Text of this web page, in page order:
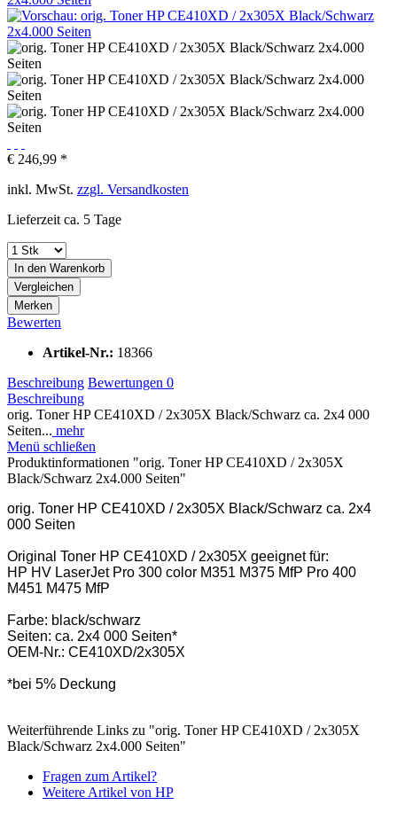
€ 246,99 *
inkl. MwSt. zzgl. Versandkosten
Lieferzeit ca. 5 Tage
In den Warenkorb
Vergleichen
Merken
Bewerten
Artikel-Nr.: 18366
Beschreibung Bewertungen 0
Beschreibung
orig. Toner HP CE410XD / 2x305X Black/Schwarz ca. 2x4 000
Seiten... mehr
Menü schließen
Produktinformationen "orig. Toner HP CE410XD / 2x305X
Black/Schwarz 2x4.000 Seiten"
orig. Toner HP CE410XD / 2x305X Black/Schwarz ca. 2x4
000 Seiten
Original Toner HP CE410XD / 2x305X geeignet für:
HP HV LaserJet Pro 300 color M351 M375 MfP Pro 400
M451 M475 MfP
Farbe: black/schwarz
Seiten: ca. 2x4 000 Seiten*
OEM-Nr.: CE410XD/2x305X
*bei 5% Deckung
Weiterführende Links zu "orig. Toner HP CE410XD / 2x305X
Black/Schwarz 2x4.000 Seiten"
Fragen zum Artikel?
Weitere Artikel von HP